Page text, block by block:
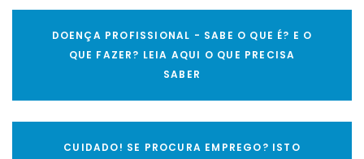
DOENÇA PROFISSIONAL - SABE O QUE É? E O
QUE FAZER? LEIA AQUI O QUE PRECISA
SABER
CUIDADO! SE PROCURA EMPREGO? ISTO